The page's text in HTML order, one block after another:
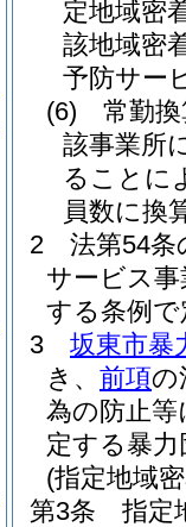
定地域密
該地域密
予防サー
(6)
常勤
該事業所
ることに
員数に換
2
法第54条
サービス
する条例
3
坂東市暴
き、 前項の
為の防止
定する暴
(指定地域
第3条
指定